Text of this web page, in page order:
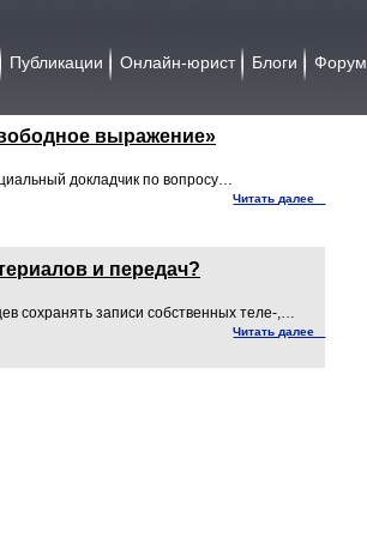
Публикации Онлайн-юрист Блоги Форум
выражение»
докладчик по вопросу…
Читать далее
и передач?
сохранять записи собственных теле-,…
Читать далее